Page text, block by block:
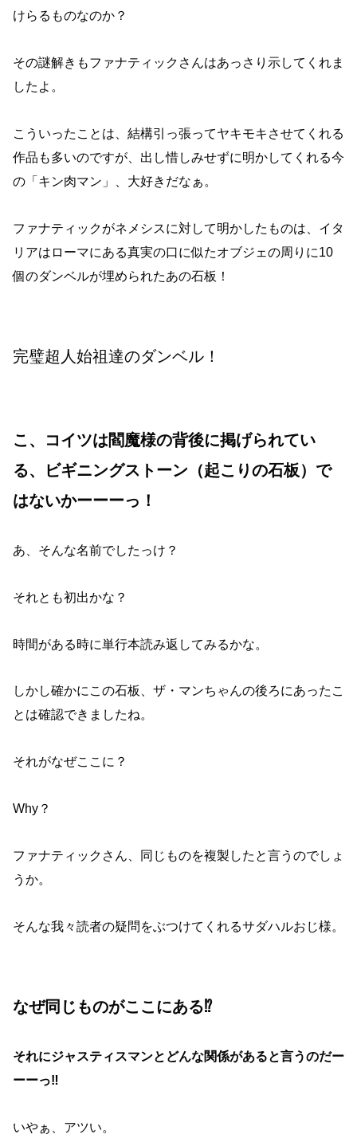
けらるものなのか？
その謎解きもファナティックさんはあっさり示してくれま
したよ。
こういったことは、結構引っ張ってヤキモキさせてくれる
作品も多いのですが、出し惜しみせずに明かしてくれる今
の「キン肉マン」、大好きだなぁ。
ファナティックがネメシスに対して明かしたものは、イタ
リアはローマにある真実の口に似たオブジェの周りに10
個のダンベルが埋められたあの石板！
完璧超人始祖達のダンベル！
こ、コイツは閻魔様の背後に掲げられてい
る、ビギニングストーン（起こりの石板）で
はないかーーーっ！
あ、そんな名前でしたっけ？
それとも初出かな？
時間がある時に単行本読み返してみるかな。
しかし確かにこの石板、ザ・マンちゃんの後ろにあったこ
とは確認できましたね。
それがなぜここに？
Why？
ファナティックさん、同じものを複製したと言うのでしょ
うか。
そんな我々読者の疑問をぶつけてくれるサダハルおじ様。
なぜ同じものがここにある⁉︎
それにジャスティスマンとどんな関係があると言うのだー
ーーっ‼︎
いやぁ、アツい。